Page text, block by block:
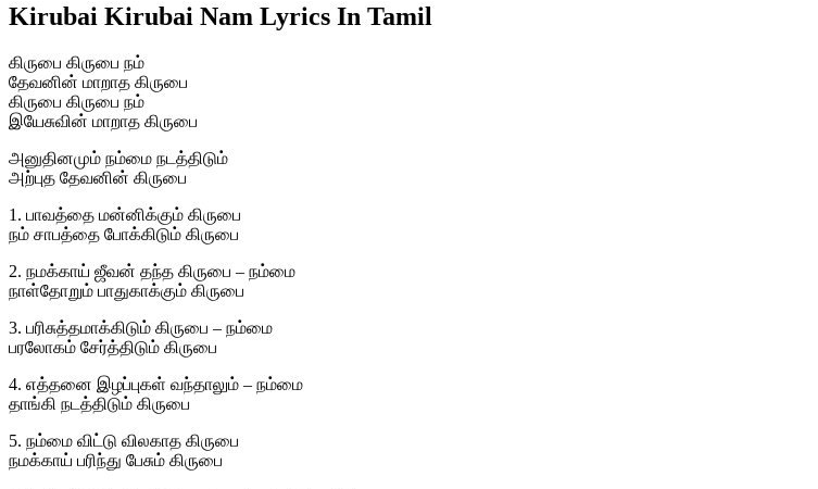
Kirubai Kirubai Nam Lyrics In Tamil
கிருபை கிருபை நம்
தேவனின் மாறாத கிருபை
கிருபை கிருபை நம்
இயேசுவின் மாறாத கிருபை
அனுதினமும் நம்மை நடத்திடும்
அற்புத தேவனின் கிருபை
1. பாவத்தை மன்னிக்கும் கிருபை
நம் சாபத்தை போக்கிடும் கிருபை
2. நமக்காய் ஜீவன் தந்த கிருபை – நம்மை
நாள்தோறும் பாதுகாக்கும் கிருபை
3. பரிசுத்தமாக்கிடும் கிருபை – நம்மை
பரலோகம் சேர்த்திடும் கிருபை
4. எத்தனை இழப்புகள் வந்தாலும் – நம்மை
தாங்கி நடத்திடும் கிருபை
5. நம்மை விட்டு விலகாத கிருபை
நமக்காய் பரிந்து பேசும் கிருபை